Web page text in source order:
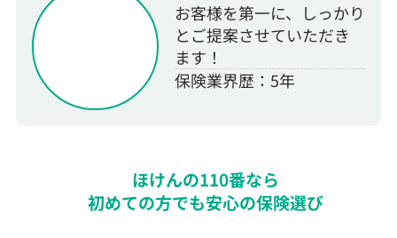
お客様を第一に、しっかり
とご提案させていただき
ます！
保険業界歴：5年
ほけんの110番なら
初めての方でも安心の保険選び